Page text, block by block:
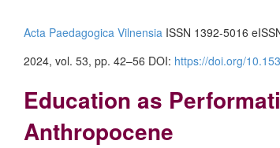
Acta Paedagogica Vilnensia ISSN 1392-5016
2024, vol. 53, pp. 42–56 DOI: https://doi.org/
Education as
Anthropocene